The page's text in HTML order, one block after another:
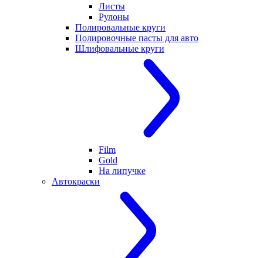
Листы
Рулоны
Полировальные круги
Полировочные пасты для авто
Шлифовальные круги
Film
Gold
На липучке
Автокраски